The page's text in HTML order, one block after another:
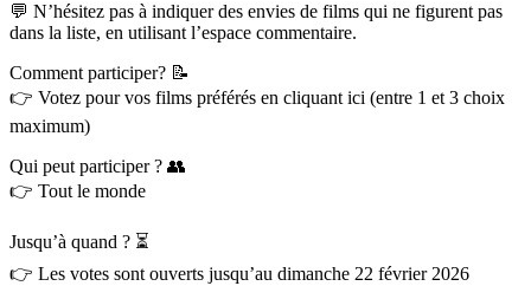
💬 N’hésitez pas à indiquer des envies de films qui ne figurent pas
dans la liste, en utilisant l’espace commentaire.
Comment participer? 📝
👉 Votez pour vos films préférés en cliquant ici (entre 1 et 3 choix
maximum)
Qui peut participer ? 👥
👉 Tout le monde
Jusqu’à quand ? ⏳
👉 Les votes sont ouverts jusqu’au dimanche 22 février 2026